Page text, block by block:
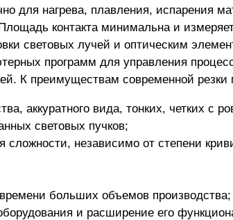
для нагрева, плавления, испарения
контакта минимальна и
световых лучей и оптическим
программ для управления
К преимуществам современной резки
аккуратного вида, тонких, четких с
световых пучков;
сложности, независимо от степени
больших объемов производства;
и расширение его